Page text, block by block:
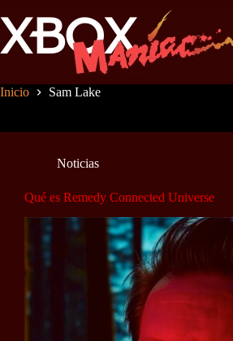
al
contenido
Inicio Sam Lake
Noticias
Qué es Remedy Connected Universe